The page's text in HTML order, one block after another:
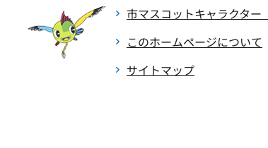
市マスコットキャラクター
このホームページについて
サイトマップ